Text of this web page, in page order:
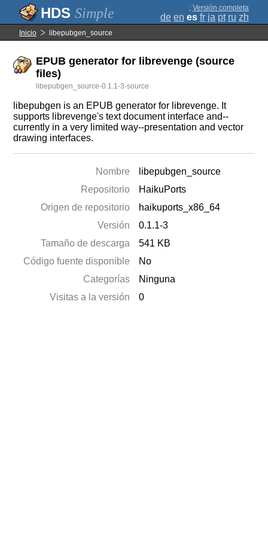
Simple ; Versión completa
de en es fr ja pt ru zh
Inicio libepubgen_source
EPUB generator for librevenge (source
files)
libepubgen_source-0.1.1-3-source
libepubgen is an EPUB generator for librevenge. It
supports librevenge's text document interface and--
currently in a very limited way--presentation and vector
drawing interfaces.
Nombre
libepubgen_source
Repositorio
HaikuPorts
Origen de repositorio
haikuports_x86_64
Versión
0.1.1-3
Tamaño de descarga
541 KB
Código fuente disponible
No
Categorías
Ninguna
Visitas a la versión
0